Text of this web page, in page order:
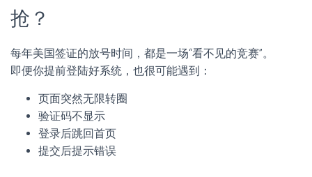
抢？
每年美国签证的放号时间，都是一场“看不见的竞赛”。
即便你提前登陆好系统，也很可能遇到：
页面突然无限转圈
验证码不显示
登录后跳回首页
提交后提示错误